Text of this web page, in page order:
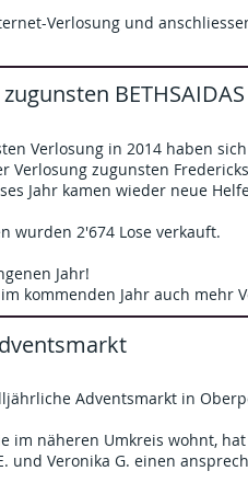
Verlosung und
Verlosung in 2014 haben
Verlosung zugunsten
Jahr kamen wieder neue
wurden 2'674 Lose verkauft.
Jahr!
kommenden Jahr auch
Adventsmarkt in
im näheren Umkreis wohnt,
und Veronika G. einen